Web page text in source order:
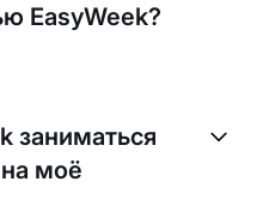
EasyWeek?
управлять и
независимо
заниматься
моё